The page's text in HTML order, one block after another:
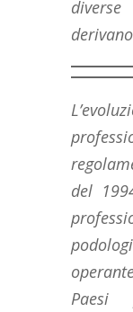
del
Paesi